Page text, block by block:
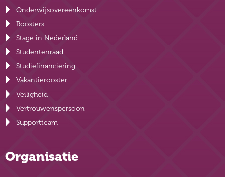
Onderwijsovereenkomst
Roosters
Stage in Nederland
Studentenraad
Studiefinanciering
Vakantierooster
Veiligheid
Vertrouwenspersoon
Supportteam
Organisatie